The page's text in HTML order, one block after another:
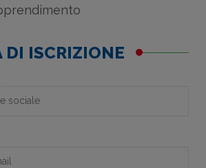
DI ISCRIZIONE